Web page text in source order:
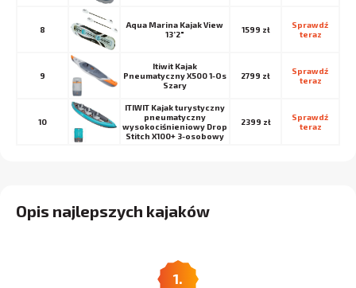
8
Aqua Marina Kajak View
13’2″
1599 zł
Sprawdź
teraz
9
Itiwit Kajak
Pneumatyczny X500 1-Os
Szary
2799 zł
Sprawdź
teraz
10
ITIWIT Kajak turystyczny
pneumatyczny
wysokociśnieniowy Drop
Stitch X100+ 3-osobowy
2399 zł
Sprawdź
teraz
Opis najlepszych kajaków
1.